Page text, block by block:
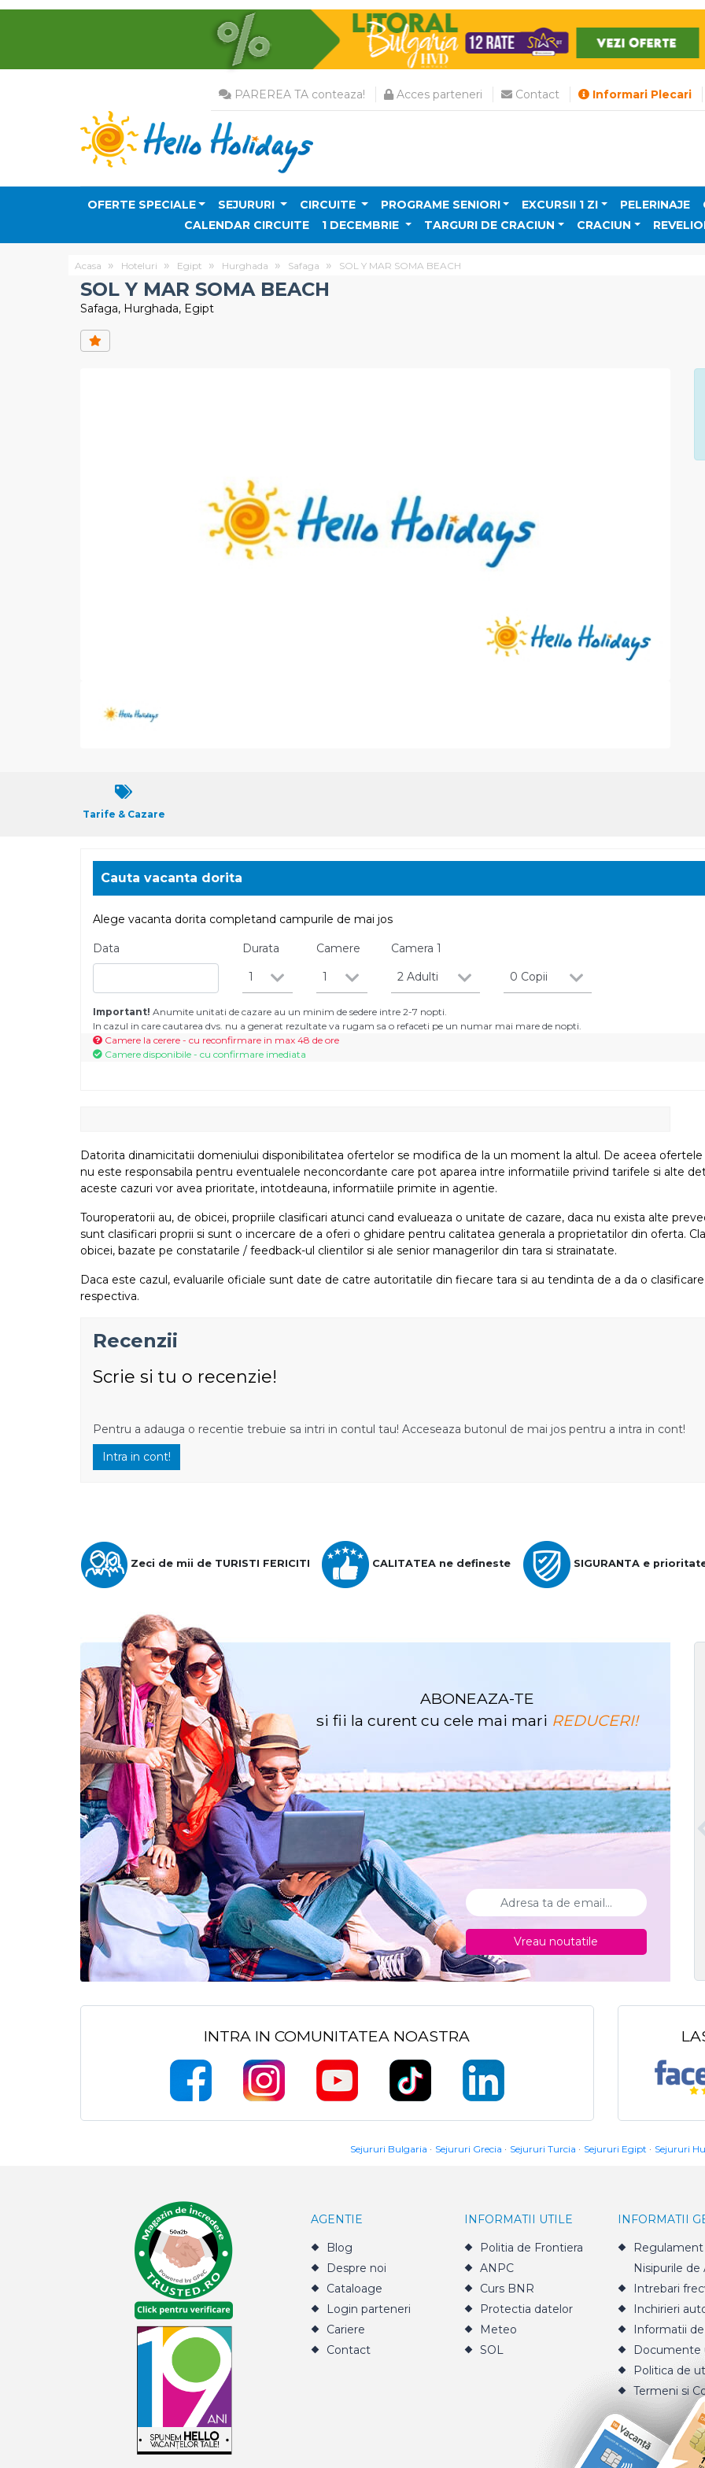
PAREREA TA conteaza! Acces parteneri Contact Informari Plecari
OFERTE SPECIALE SEJURURI CIRCUITE PROGRAME SENIORI EXCURSII 1 ZI PELERINAJE
CALENDAR CIRCUITE
1 DECEMBRIE TARGURI DE CRACIUN CRACIUN
Acasa Hoteluri Egipt Hurghada Safaga SOL Y MAR SOMA BEACH
SOL Y MAR SOMA BEACH
Safaga, Hurghada, Egipt
Tarife & Cazare
Cauta vacanta dorita
Alege vacanta dorita completand campurile de mai jos
Data
Durata
1
Camere
1
Camera1
2 Adulti
0 Copii
Important! Anumite unitati de cazare au un minim de sedere intre 2-7 nopti.
In cazul in care cautarea dvs. nu a generat rezultate va rugam sa o refaceti pe un numar mai mare de nopti.
Camere la cerere - cu reconfirmare in max 48 de ore
Camere disponibile - cu confirmare imediata
Datorita dinamicitatii domeniului disponibilitatea ofertelor se modifica de la un moment la altul. De aceea
nu este responsabila pentru eventualele neconcordante care pot aparea intre informatiile privind tarifele si alte
aceste cazuri vor avea prioritate, intotdeauna, informatiile primite in agentie.
Touroperatorii au, de obicei, propriile clasificari atunci cand evalueaza o unitate de cazare, daca nu exista alte
sunt clasificari proprii si sunt o incercare de a oferi o ghidare pentru calitatea generala a proprietatilor din oferta.
obicei, bazate pe constatarile / feedback-ul clientilor si ale senior managerilor din tara si strainatate.
Daca este cazul, evaluarile oficiale sunt date de catre autoritatile din fiecare tara si au tendinta de a da o
respectiva.
Recenzii
Scrie si tu o recenzie!
Pentru a adauga o recentie trebuie sa intri in contul tau! Acceseaza butonul de mai jos pentru a intra in cont!
Intra in cont!
Zeci de mii de TURISTI FERICITI CALITATEA ne defineste SIGURANTA e
ABONEAZA-TE
si fii la curent cu cele mai mari REDUCERI!
Vreau noutatile
INTRA IN COMUNITATEA NOASTRA
Sejururi Bulgaria Sejururi Grecia Sejururi Turcia Sejururi Egipt Sejururi
AGENTIE
Blog
Despre noi
Cataloage
Login parteneri
Cariere
Contact
INFORMATII UTILE
Politia de Frontiera
ANPC
Curs BNR
Protectia datelor
Meteo
SOL
INFORMATII
Regulament
Nisipurile de
Intrebari
Inchirieri
Informatii
Documente
Politica de
Termeni si